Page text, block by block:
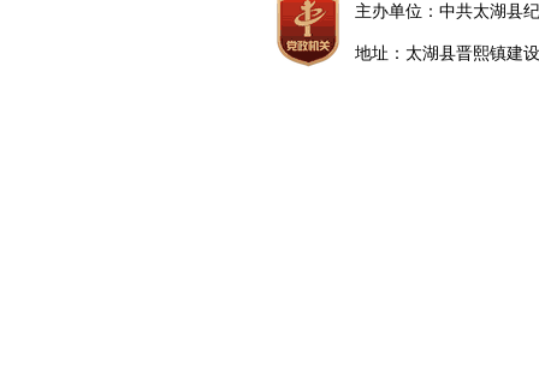
主办单位：中共太湖县
地址：太湖县晋熙镇建